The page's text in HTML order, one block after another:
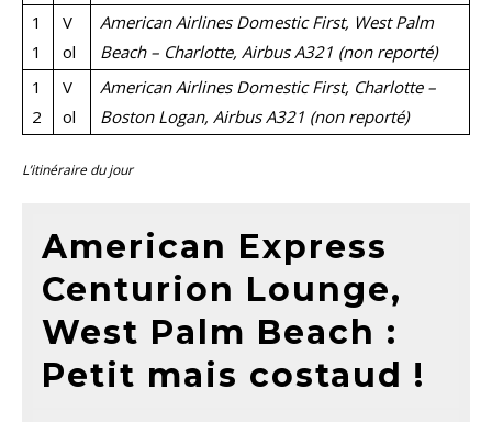
1
1
V
ol
American Airlines Domestic First, West Palm
Beach – Charlotte, Airbus A321 (non reporté)
1
2
V
ol
American Airlines Domestic First, Charlotte –
Boston Logan, Airbus A321 (non reporté)
L’itinéraire du jour
American Express
Centurion Lounge,
West Palm Beach :
Petit mais costaud !